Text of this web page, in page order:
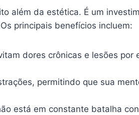
além da estética. É um
principais benefícios incluem:
dores crônicas e lesões por
permitindo que sua
está em constante batalha